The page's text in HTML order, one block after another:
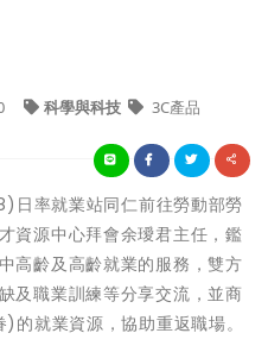
科學與科技 3C產品
日率就業站同仁前往勞動部勞
資源中心拜會余璦君主任，鑑
高齡及高齡就業的服務，雙方
及職業訓練等分享交流，並商
就業資源，協助重返職場。